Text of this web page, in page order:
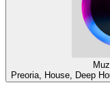
Preoria, House, Deep